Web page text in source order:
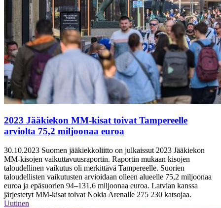
2023 Jääkiekon MM-kisat toivat Tampereelle
arviolta 75,2 miljoonaa euroa
30.10.2023 Suomen jääkiekkoliitto on julkaissut 2023 Jääkiekon
MM-kisojen vaikuttavuusraportin. Raportin mukaan kisojen
taloudellinen vaikutus oli merkittävä Tampereelle. Suorien
taloudellisten vaikutusten arvioidaan olleen alueelle 75,2 miljoonaa
euroa ja epäsuorien 94–131,6 miljoonaa euroa. Latvian kanssa
järjestetyt MM-kisat toivat Nokia Arenalle 275 230 katsojaa.
Uutinen